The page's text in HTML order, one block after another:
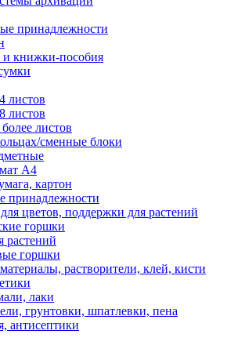
принадлежности
и книжки-пособия
листов
листов
листов
сменные блоки
А4
картон
принадлежности
цветов, поддержки для растений
горшки
растений
горшки
растворители, клей, кисти
лаки
грунтовки, шпатлевки, пена
антисептики